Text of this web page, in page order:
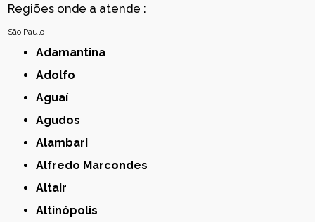
Regiões onde a atende :
São Paulo
Adamantina
Adolfo
Aguaí
Agudos
Alambari
Alfredo Marcondes
Altair
Altinópolis